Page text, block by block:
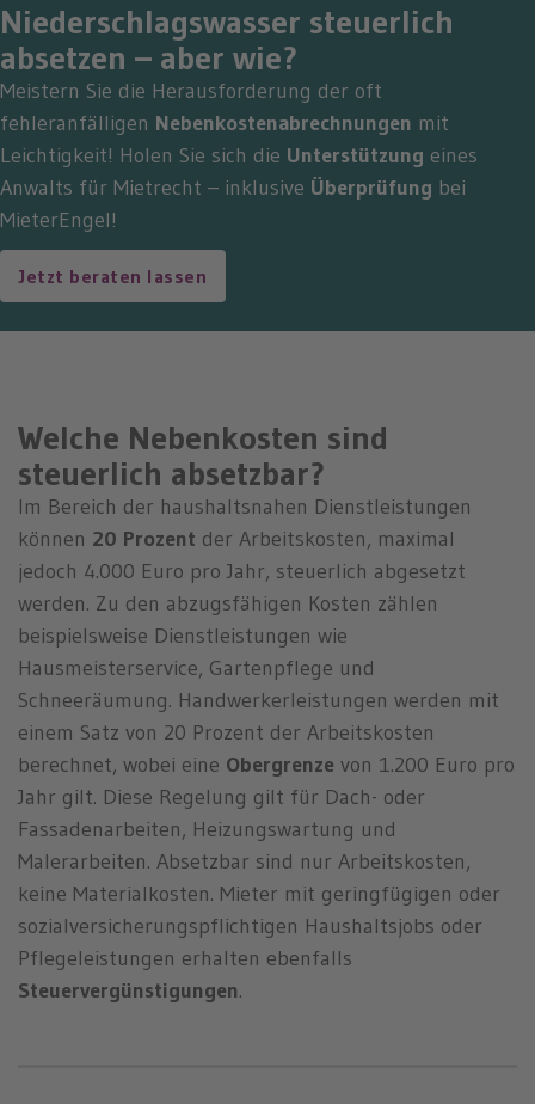
Niederschlagswasser steuerlich
absetzen – aber wie?
Meistern Sie die Herausforderung der oft
fehleranfälligen Nebenkostenabrechnungen mit
Leichtigkeit! Holen Sie sich die Unterstützung eines
Anwalts für Mietrecht – inklusive Überprüfung bei
MieterEngel!
Jetzt beraten lassen
Welche Nebenkosten sind
steuerlich absetzbar?
Im Bereich der haushaltsnahen Dienstleistungen
können 20 Prozent der Arbeitskosten, maximal
jedoch 4.000 Euro pro Jahr, steuerlich abgesetzt
werden. Zu den abzugsfähigen Kosten zählen
beispielsweise Dienstleistungen wie
Hausmeisterservice, Gartenpflege und
Schneeräumung. Handwerkerleistungen werden mit
einem Satz von 20 Prozent der Arbeitskosten
berechnet, wobei eine Obergrenze von 1.200 Euro pro
Jahr gilt. Diese Regelung gilt für Dach- oder
Fassadenarbeiten, Heizungswartung und
Malerarbeiten. Absetzbar sind nur Arbeitskosten,
keine Materialkosten. Mieter mit geringfügigen oder
sozialversicherungspflichtigen Haushaltsjobs oder
Pflegeleistungen erhalten ebenfalls
Steuervergünstigungen.